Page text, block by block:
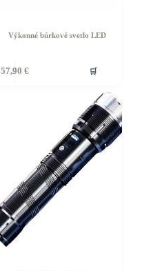
Výkonné búrkové svetlo LED
57,90 € 🛒